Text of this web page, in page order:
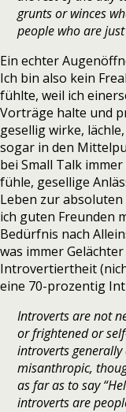
grunts or winces
people who are
Ein echter
Ich bin also kein
fühlte, weil ich
Vorträge halte und
gesellig wirke,
sogar in den
bei Small Talk
fühle, gesellige
Leben zur
ich guten Freunden
Bedürfnis nach
was immer
Introvertiertheit
eine 70-prozentig
Introverts are not
or frightened or
introverts
misanthropic,
as far as to say
introverts are